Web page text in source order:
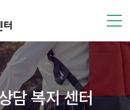
담 복지 센터